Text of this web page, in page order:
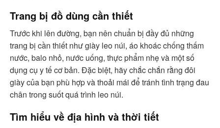
Trang bị đồ dùng cần thiết
Trước khi lên đường, bạn nên chuẩn bị đầy đủ những
trang bị cần thiết như giày leo núi, áo khoác chống thấm
nước, balo nhỏ, nước uống, thực phẩm nhẹ và một số
dụng cụ y tế cơ bản. Đặc biệt, hãy chắc chắn rằng đôi
giày của bạn phù hợp và thoải mái để tránh tình trạng đau
chân trong suốt quá trình leo núi.
Tìm hiểu về địa hình và thời tiết